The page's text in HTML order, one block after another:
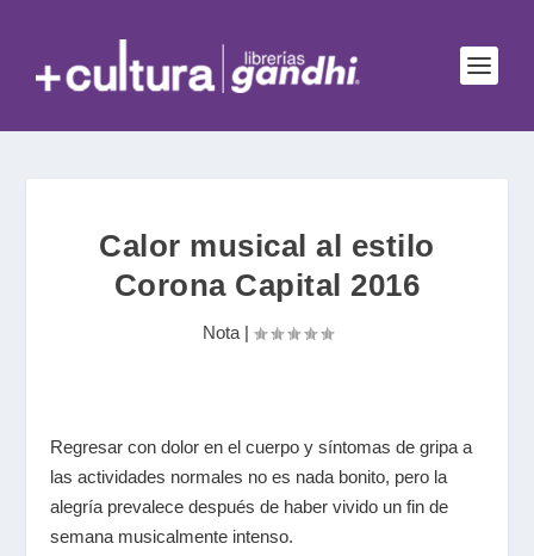
Calor musical al estilo
Corona Capital 2016
Nota|
Regresar con dolor en el cuerpo y síntomas de gripa a
las actividades normales no es nada bonito, pero la
alegría prevalece después de haber vivido un fin de
semana musicalmente intenso.